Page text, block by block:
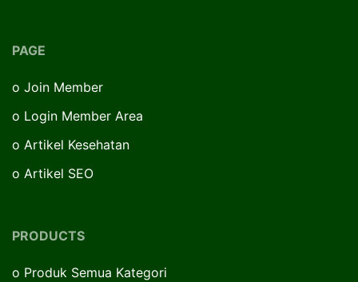
PAGE
o Join Member
o Login Member Area
o Artikel Kesehatan
o Artikel SEO
PRODUCTS
o Produk Semua Kategori